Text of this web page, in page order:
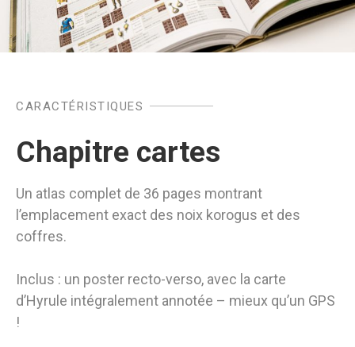
CARACTÉRISTIQUES
Chapitre cartes
Un atlas complet de 36 pages montrant
l’emplacement exact des noix korogus et des
coffres.
Inclus : un poster recto-verso, avec la carte
d’Hyrule intégralement annotée – mieux qu’un GPS
!